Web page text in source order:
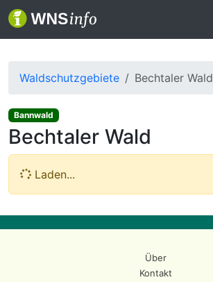
Waldschutzgebiete Bechtaler Wald
Bannwald
Bechtaler Wald
Laden...
Über
Kontakt